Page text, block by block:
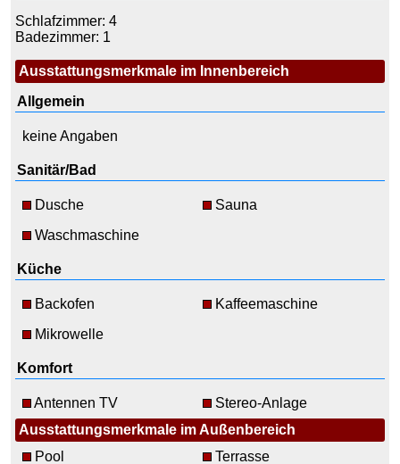
Schlafzimmer: 4
Badezimmer: 1
Ausstattungsmerkmale im Innenbereich
Allgemein
keine Angaben
Sanitär/Bad
Dusche
Sauna
Waschmaschine
Küche
Backofen
Kaffeemaschine
Mikrowelle
Komfort
Antennen TV
Stereo-Anlage
Ausstattungsmerkmale im Außenbereich
Pool
Terrasse